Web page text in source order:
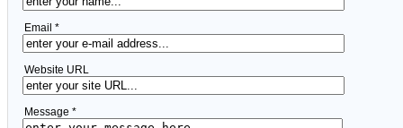
Email *
Website URL
Message *